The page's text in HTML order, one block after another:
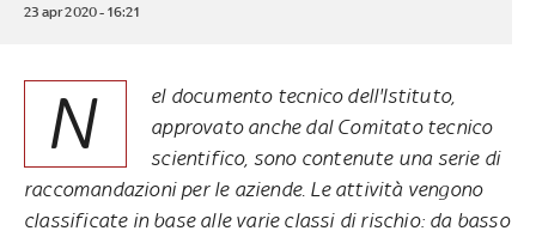
23 apr 2020 - 16:21
N
el documento tecnico dell'Istituto,
approvato anche dal Comitato tecnico
scientifico, sono contenute una serie di
raccomandazioni per le aziende. Le attività vengono
classificate in base alle varie classi di rischio: da basso